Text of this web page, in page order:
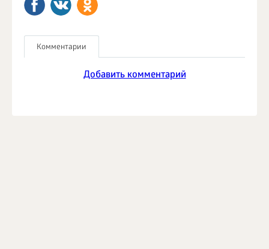
Комментарии
Добавить комментарий